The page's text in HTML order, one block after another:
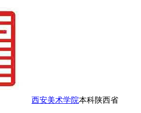
西安美术学院本科陕西省